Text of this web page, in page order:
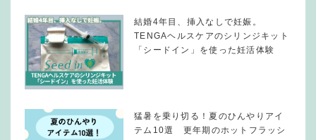
結婚4年目、挿入なしで妊娠。
TENGAヘルスケアのシリンジキット
「シードイン」を使った妊活体験
猛暑を乗り切る！夏のひんやりアイ
テム10選 更年期のホットフラッシ